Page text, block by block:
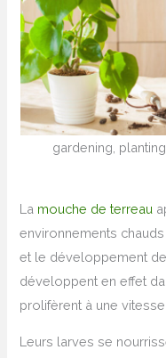
gardening,
La mouche de terreau
environnements
et le développement
développent en effet
prolifèrent à une
Leurs larves se